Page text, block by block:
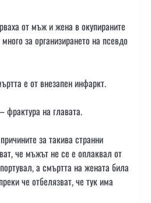
от мъж и жена в окупираните
за организирането на псевдо
е от внезапен инфаркт.
на главата.
за такива странни
че мъжът не се е оплаквал от
а смъртта на жената била
че отбелязват, че тук има